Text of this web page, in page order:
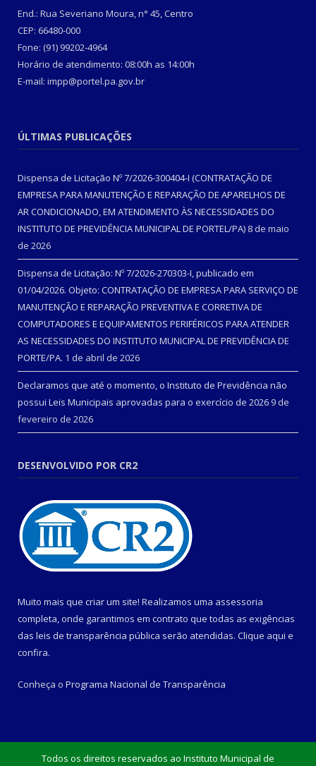
End.: Rua Severiano Moura, n° 45, Centro
CEP: 66480-000
Fone: (91) 99202-4964
Horário de atendimento: 08:00h as 14:00h
E-mail: impp@portel.pa.gov.br
ÚLTIMAS PUBLICAÇÕES
Dispensa de Licitação Nº 7/2026-300404-I (CONTRATAÇÃO DE
EMPRESA PARA MANUTENÇÃO E REPARAÇÃO DE APARELHOS DE
AR CONDICIONADO, EM ATENDIMENTO ÀS NECESSIDADES DO
INSTITUTO DE PREVIDÊNCIA MUNICIPAL DE PORTEL/PA) 8 de maio
de 2026
Dispensa de Licitação: Nº 7/2026-270303-I, publicado em
01/04/2026. Objeto: CONTRATAÇÃO DE EMPRESA PARA SERVIÇO DE
MANUTENÇÃO E REPARAÇÃO PREVENTIVA E CORRETIVA DE
COMPUTADORES E EQUIPAMENTOS PERIFÉRICOS PARA ATENDER
AS NECESSIDADES DO INSTITUTO MUNICIPAL DE PREVIDÊNCIA DE
PORTE/PA. 1 de abril de 2026
Declaramos que até o momento, o Instituto de Previdência não
possui Leis Municipais aprovadas para o exercício de 2026 9 de
fevereiro de 2026
DESENVOLVIDO POR CR2
Muito mais que criar um site! Realizamos uma assessoria
completa, onde garantimos em contrato que todas as exigências
das leis de transparência pública serão atendidas. Clique aqui e
confira.
Conheça o Programa Nacional de Transparência
Todos os direitos reservados ao Instituto Municipal de